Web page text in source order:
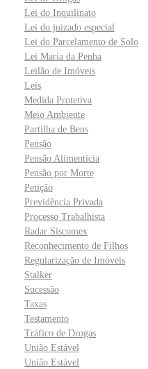
Lei do Inquilinato
Lei do juizado especial
Lei do Parcelamento de Solo
Lei Maria da Penha
Leilão de Imóveis
Leis
Medida Protetiva
Meio Ambiente
Partilha de Bens
Pensão
Pensão Alimentícia
Pensão por Morte
Petição
Previdência Privada
Processo Trabalhista
Radar Siscomex
Reconhecimento de Filhos
Regularização de Imóveis
Stalker
Sucessão
Taxas
Testamento
Tráfico de Drogas
União Estável
União Estável